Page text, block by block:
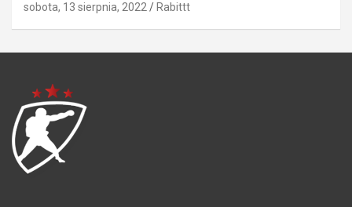
sobota, 13 sierpnia, 2022 Rabittt